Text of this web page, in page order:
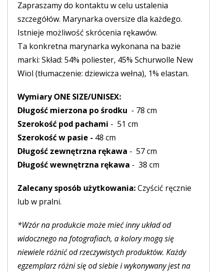
Zapraszamy do kontaktu w celu ustalenia
szczegółów. Marynarka oversize dla każdego.
Istnieje możliwość skrócenia rękawów.
Ta konkretna marynarka wykonana na bazie
marki: Skład: 54% poliester, 45% Schurwolle New
Wiol (tłumaczenie: dziewicza wełna), 1% elastan.
Wymiary ONE SIZE/UNISEX:
Długość mierzona po środku - 78 cm
Szerokość pod pachami - 51 cm
Szerokość w pasie - 48 cm
Długość zewnętrzna rękawa - 57 cm
Długość wewnętrzna rękawa - 38 cm
Zalecany sposób użytkowania:Czyścić ręcznie
lub w pralni.
*Wzór na produkcie może mieć inny układ od
widocznego na fotografiach, a kolory mogą się
niewiele różnić od rzeczywistych produktów. Każdy
egzemplarz różni się od siebie i wykonywany jest na